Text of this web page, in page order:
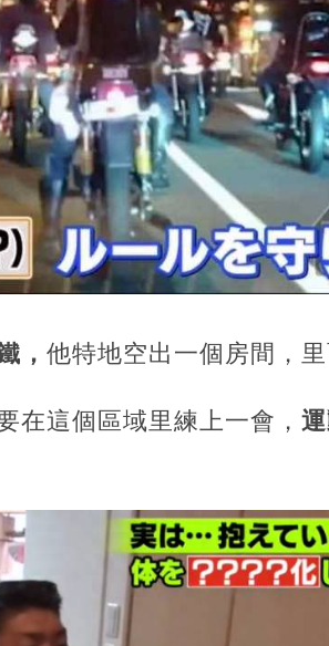
， 他特地空出一個房間，
在這個區域里練上一會，